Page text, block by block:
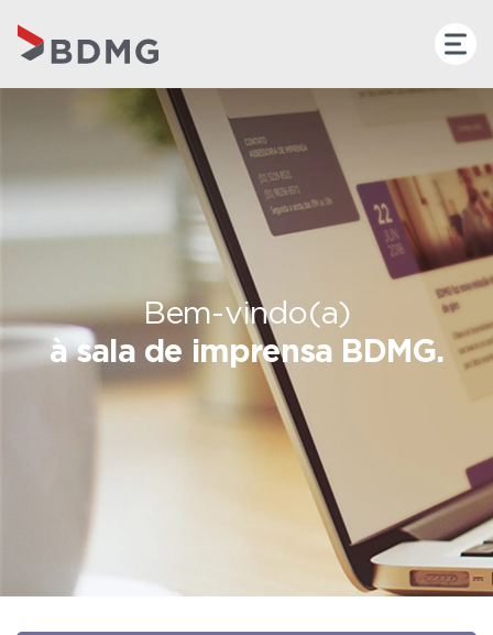
Bem-vindo(a)
à sala de imprensa BDMG.